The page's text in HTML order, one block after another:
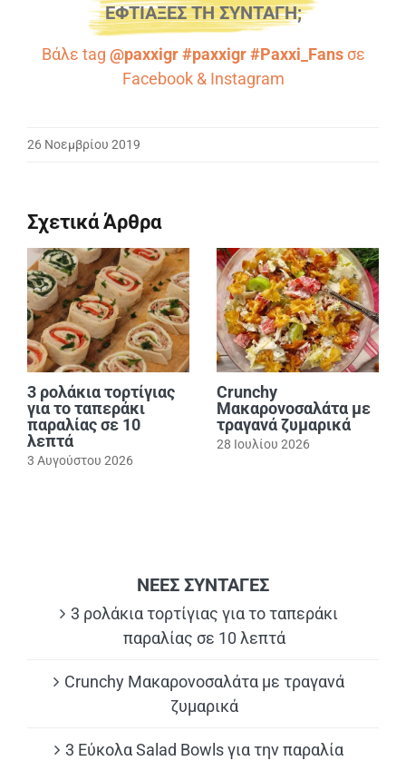
ΕΦΤΙΑΞΕΣ ΤΗ ΣΥΝΤΑΓΗ;
Βάλε tag @paxxigr #paxxigr #Paxxi_Fansσε
Facebook& Instagram
26 Νοεμβρίου 2019
Σχετικά Άρθρα
3 ρολάκια τορτίγιας
για το ταπεράκι
παραλίας σε 10
λεπτά
3 Αυγούστου 2026
Crunchy
Μακαρονοσαλάτα με
τραγανά ζυμαρικά
28 Ιουλίου 2026
ΝΕΕΣ ΣΥΝΤΑΓΕΣ
3 ρολάκια τορτίγιας για το ταπεράκι
παραλίας σε 10 λεπτά
Crunchy Μακαρονοσαλάτα με τραγανά
ζυμαρικά
3 Εύκολα Salad Bowls για την παραλία